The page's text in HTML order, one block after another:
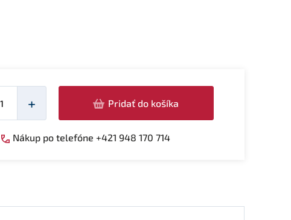
Množství
+ Pridať do košíka
Nákup po telefóne +421 948 170 714